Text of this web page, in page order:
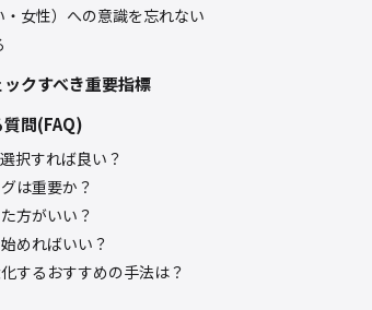
女性）への意識を忘れない
クすべき重要指標
問(FAQ)
択すれば良い？
は重要か？
方がいい？
めればいい？
するおすすめの手法は？